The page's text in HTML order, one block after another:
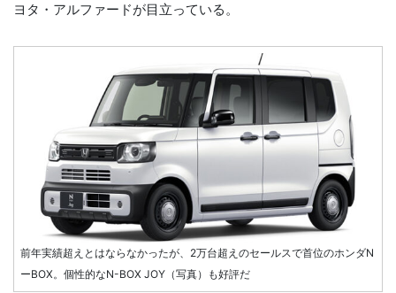
ヨタ・アルファードが目立っている。
前年実績超えとはならなかったが、2万台超えのセールスで首位のホンダN
ーBOX。個性的なN-BOX JOY（写真）も好評だ